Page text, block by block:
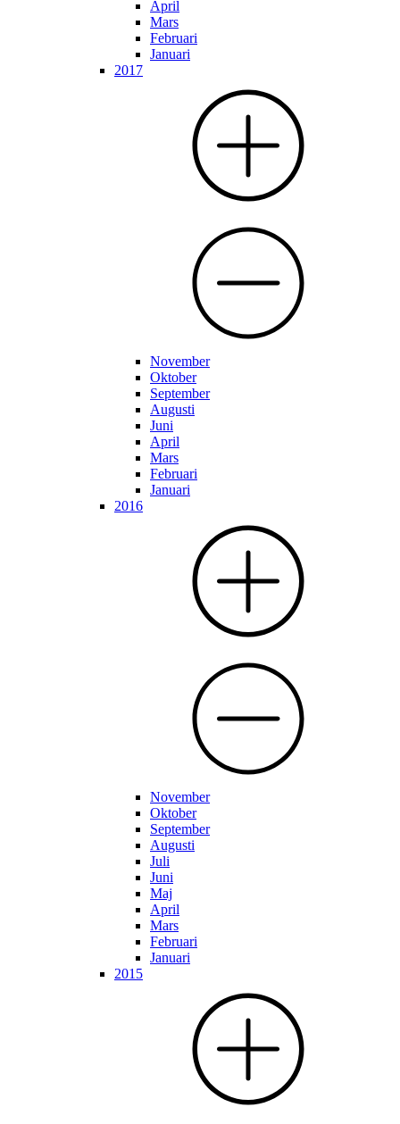
April
Mars
Februari
Januari
2017
November
Oktober
September
Augusti
Juni
April
Mars
Februari
Januari
2016
November
Oktober
September
Augusti
Juli
Juni
Maj
April
Mars
Februari
Januari
2015